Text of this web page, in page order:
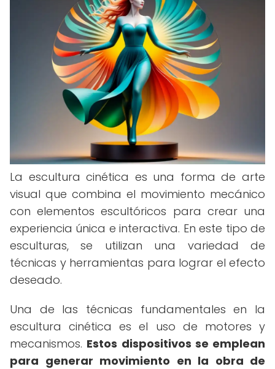
La escultura cinética es una forma de arte
visual que combina el movimiento mecánico
con elementos escultóricos para crear una
experiencia única e interactiva. En este tipo de
esculturas, se utilizan una variedad de
técnicas y herramientas para lograr el efecto
deseado.
Una de las técnicas fundamentales en la
escultura cinética es el uso de motores y
mecanismos. Estos dispositivos se emplean
para generar movimiento en la obra de